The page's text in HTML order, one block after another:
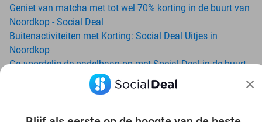
Geniet van matcha met tot wel 70% korting in de buurt van
Noordkop - Social Deal
Buitenactiviteiten met Korting: Social Deal Uitjes in
Noordkop
Ga voordelig de padelbaan op met Social Deal in de buurt
Geniet van je vakantie in Noordkop in Nederland met